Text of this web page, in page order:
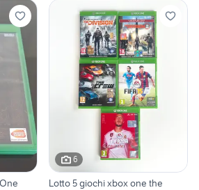
6
Lotto 5 giochi xbox one the